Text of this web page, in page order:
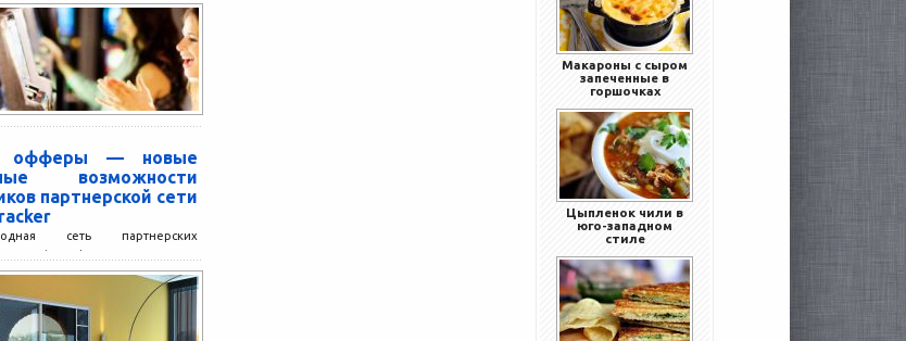
здоровье, но...
офферы — новые
возможности
партнерской сети
сеть партнерских
TradeTracker в апреле
года пополнила список
чем десятью позициями. В
кампаний,...
Макароны с сыром
запеченные в
горшочках
Цыпленок чили в
юго-западном
стиле